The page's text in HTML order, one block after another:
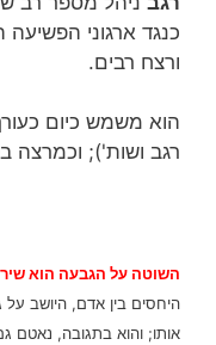
כנגד ארגוני
ורצח רבים.
הוא משמש כיום
רגב ושות'); וכמרצה
השוטה על הגבעה הוא שיר
היחסים בין אדם, היושב
אותו; והוא בתגובה, נאטם